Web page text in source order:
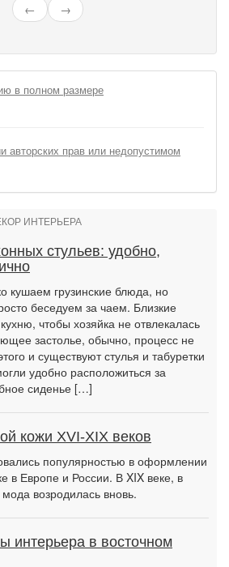
← →
в полном размере
авторских прав или недопустимом
ИНТЕРЬЕРА
стульев: удобно,
кушаем грузинские блюда, но
беседуем за чаем. Близкие
чтобы хозяйка не отвлекалась
застолье, обычно, процесс не
и существуют стулья и табуретки
удобно расположиться за
сиденье […]
кожи XVI-XIX веков
популярностью в оформлении
в Европе и России. В XIX веке, в
возродилась вновь.
интерьера в восточном